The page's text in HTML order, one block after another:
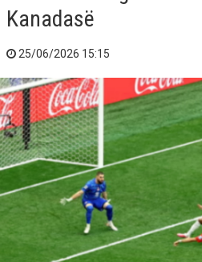
Kanadasë
25/06/2026 15:15